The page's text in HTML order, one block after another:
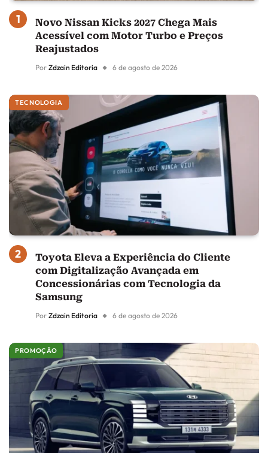
Novo Nissan Kicks 2027 Chega Mais
Acessível com Motor Turbo e Preços
Reajustados
Por Zdzain Editoria 6 de agosto de 2026
TECNOLOGIA
Toyota Eleva a Experiência do Cliente
com Digitalização Avançada em
Concessionárias com Tecnologia da
Samsung
Por Zdzain Editoria 6 de agosto de 2026
PROMOÇÃO